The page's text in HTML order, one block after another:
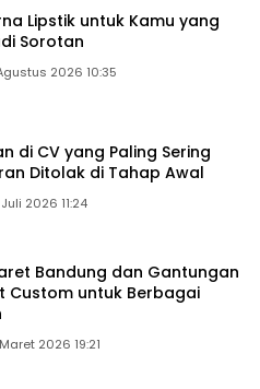
Lipstik untuk Kamu yang
Sorotan
2026 10:35
di CV yang Paling Sering
Ditolak di Tahap Awal
Juli 2026 11:24
Bandung dan Gantungan
Custom untuk Berbagai
Maret 2026 19:21